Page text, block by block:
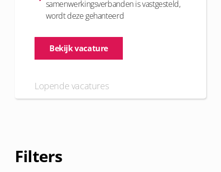
Filters
samenwerkingsverbanden is vastgesteld,
wordt deze gehanteerd
Bekijk vacature
Lopende vacatures